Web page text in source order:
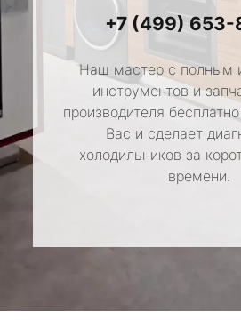
+7 (499)
Наш мастер с полным
инструментов и
производителя
Вас и сделает
холодильников за
времени.